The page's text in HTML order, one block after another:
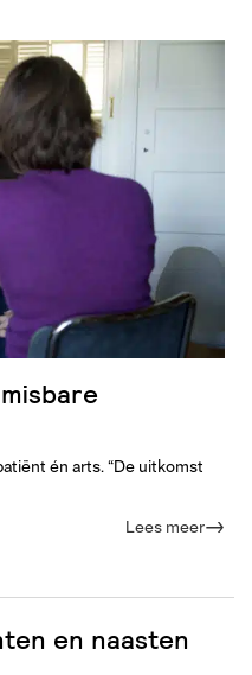
én arts. “De uitkomst
Lees meer
en naasten